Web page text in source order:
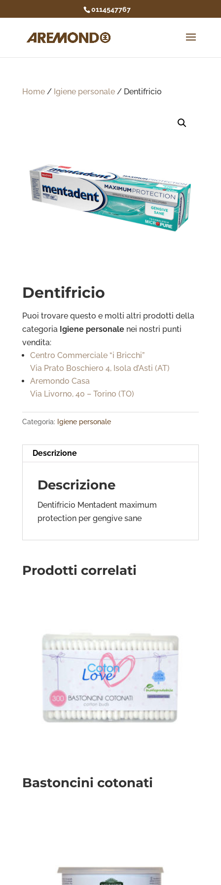
0114547767
Home/ Igiene personale/ Dentifricio
Dentifricio
Puoi trovare questo e molti altri prodotti della
categoria Igiene personalenei nostri punti
vendita:
Centro Commerciale “i Bricchi”
Via Prato Boschiero 4, Isola d’Asti (AT)
Aremondo Casa
Via Livorno, 40 – Torino (TO)
Categoria: Igiene personale
Descrizione
Descrizione
Dentifricio Mentadent maximum
protection per gengive sane
Prodotti correlati
Bastoncini cotonati